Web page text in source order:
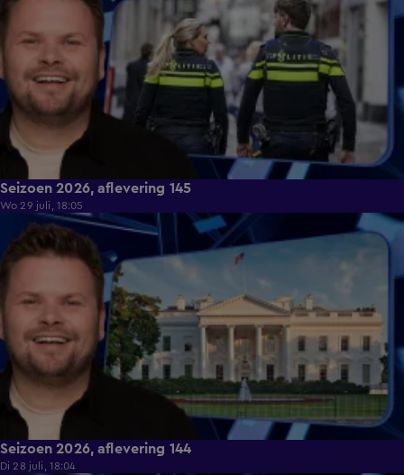
Seizoen 2026, aflevering 145
Wo 29 juli, 18:05
46:28
Seizoen 2026, aflevering 144
Di 28 juli, 18:04